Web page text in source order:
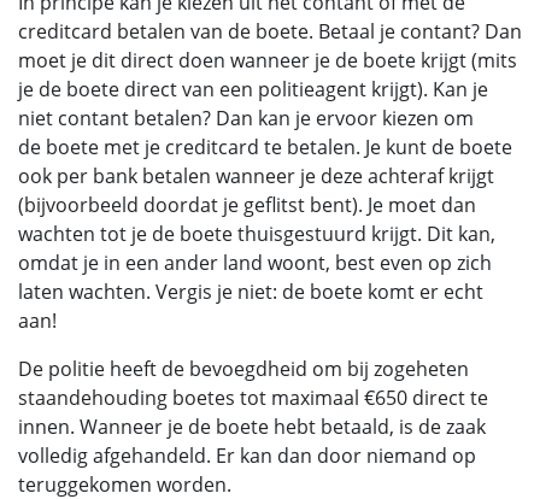
creditcard betalen van de boete. Betaal je contant? Dan
moet je dit direct doen wanneer je de boete krijgt (mits
je de boete direct van een politieagent krijgt). Kan je
niet contant betalen? Dan kan je ervoor kiezen om
de boete met je creditcard te betalen. Je kunt de boete
ook per bank betalen wanneer je deze achteraf krijgt
(bijvoorbeeld doordat je geflitst bent). Je moet dan
wachten tot je de boete thuisgestuurd krijgt. Dit kan,
omdat je in een ander land woont, best even op zich
laten wachten. Vergis je niet: de boete komt er echt
aan!
De politie heeft de bevoegdheid om bij zogeheten
staandehouding boetes tot maximaal €650 direct te
innen. Wanneer je de boete hebt betaald, is de zaak
volledig afgehandeld. Er kan dan door niemand op
teruggekomen worden.